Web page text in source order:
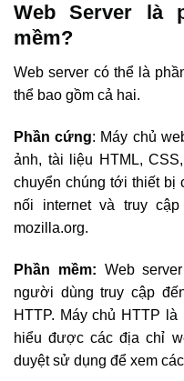
Web Server là
mềm?
Web server có thể là
thể bao gồm cả hai.
Phần cứng: Máy chủ
ảnh, tài liệu HTML,
chuyển chúng tới thiết bị
nối internet và truy
mozilla.org.
Phần mềm: Web
người dùng truy cập
HTTP. Máy chủ HTTP
hiểu được các địa chỉ
duyệt sử dụng để xem